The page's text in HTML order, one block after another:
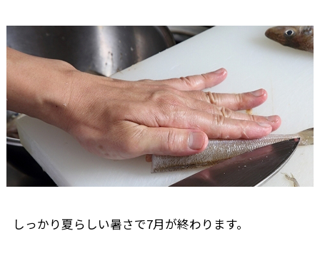
しっかり夏らしい暑さで7月が終わります。